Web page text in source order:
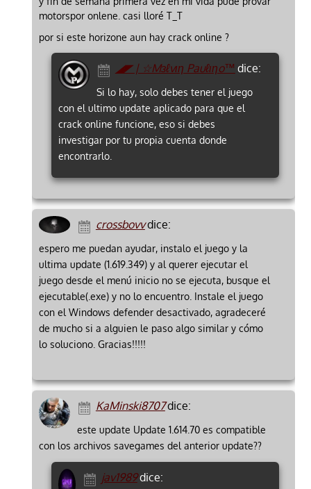
motorspor onlene. casi lloré T_T
por si este horizone aun hay crack online ?
◢◤ | ☆Mзℓvιη Pauℓιηo™ dice:
Si lo hay, solo debes tener el juego
con el ultimo update aplicado para que el
crack online funcione, eso si debes
investigar por tu propia cuenta donde
encontrarlo.
crossbovvdice:
espero me puedan ayudar, instalo el juego y la
ultima update (1.619.349) y al querer ejecutar el
juego desde el menú inicio no se ejecuta, busque el
ejecutable(.exe) y no lo encuentro. Instale el juego
con el Windows defender desactivado, agradeceré
de mucho si a alguien le paso algo similar y cómo
lo soluciono. Gracias!!!!!
KaMinski8707dice:
este update Update 1.614.70 es compatible
con los archivos savegames del anterior update??
jav1989dice: